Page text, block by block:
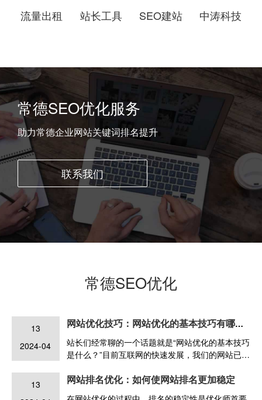
流量出租 站长工具 SEO建站 中涛科技
常德SEO优化服务
助力常德企业网站关键词排名提升
联系我们
常德SEO优化
13
2024-04
网站优化技巧：网站优化的基本技巧有哪些？
站长们经常聊的一个话题就是“网站优化的基本技巧
是什么？”目前互联网的快速发展，我们的网站已经
站处于搜索的前沿，并被大多数用户看到，那么优
13
网站排名优化：如何使网站排名更加稳定